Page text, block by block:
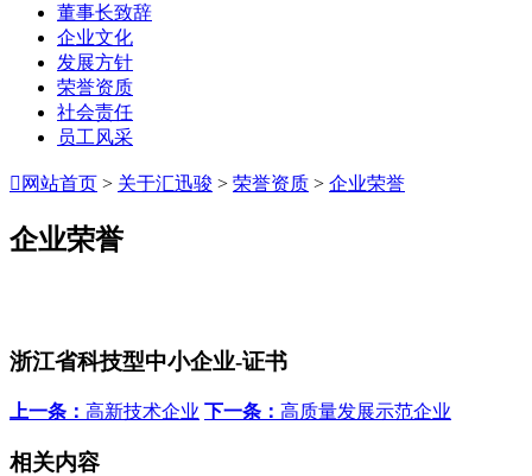
董事长致辞
企业文化
发展方针
荣誉资质
社会责任
员工风采
 网站首页 > 关于汇迅骏 > 荣誉资质 > 企业荣誉
企业荣誉
浙江省科技型中小企业-证书
上一条： 高新技术企业 下一条： 高质量发展示范企业
相关内容